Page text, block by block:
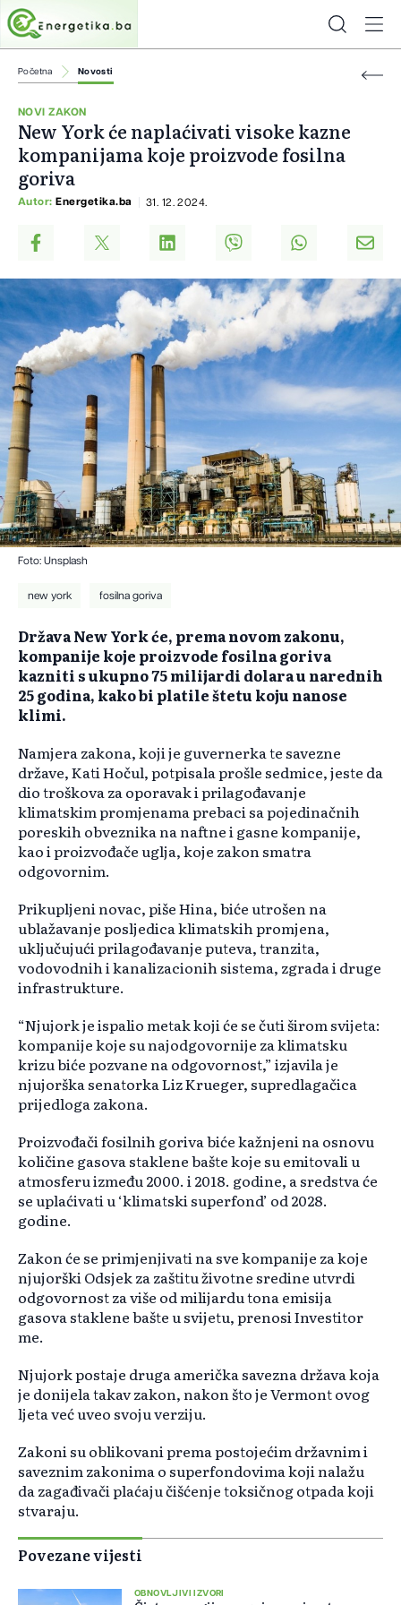
Početna Novosti
NOVI ZAKON
New York će naplaćivati visoke kazne
kompanijama koje proizvode fosilna
goriva
Autor: Energetika.ba 31. 12. 2024.
Foto: Unsplash
new york fosilna goriva
Država New York će, prema novom zakonu,
kompanije koje proizvode fosilna goriva
kazniti s ukupno 75 milijardi dolara u narednih
25 godina, kako bi platile štetu koju nanose
klimi.
Namjera zakona, koji je guvernerka te savezne
države, Kati Hočul, potpisala prošle sedmice, jeste da
dio troškova za oporavak i prilagođavanje
klimatskim promjenama prebaci sa pojedinačnih
poreskih obveznika na naftne i gasne kompanije,
kao i proizvođače uglja, koje zakon smatra
odgovornim.
Prikupljeni novac, piše Hina, biće utrošen na
ublažavanje posljedica klimatskih promjena,
uključujući prilagođavanje puteva, tranzita,
vodovodnih i kanalizacionih sistema, zgrada i druge
infrastrukture.
“Njujork je ispalio metak koji će se čuti širom svijeta:
kompanije koje su najodgovornije za klimatsku
krizu biće pozvane na odgovornost,” izjavila je
njujorška senatorka Liz Krueger, supredlagačica
prijedloga zakona.
Proizvođači fosilnih goriva biće kažnjeni na osnovu
količine gasova staklene bašte koje su emitovali u
atmosferu između 2000. i 2018. godine, a sredstva će
se uplaćivati u ‘klimatski superfond’ od 2028.
godine.
Zakon će se primjenjivati na sve kompanije za koje
njujorški Odsjek za zaštitu životne sredine utvrdi
odgovornost za više od milijardu tona emisija
gasova staklene bašte u svijetu, prenosi Investitor
me.
Njujork postaje druga američka savezna država koja
je donijela takav zakon, nakon što je Vermont ovog
ljeta već uveo svoju verziju.
Zakoni su oblikovani prema postojećim državnim i
saveznim zakonima o superfondovima koji nalažu
da zagađivači plaćaju čišćenje toksičnog otpada koji
stvaraju.
Povezane vijesti
OBNOVLJIVI IZVORI